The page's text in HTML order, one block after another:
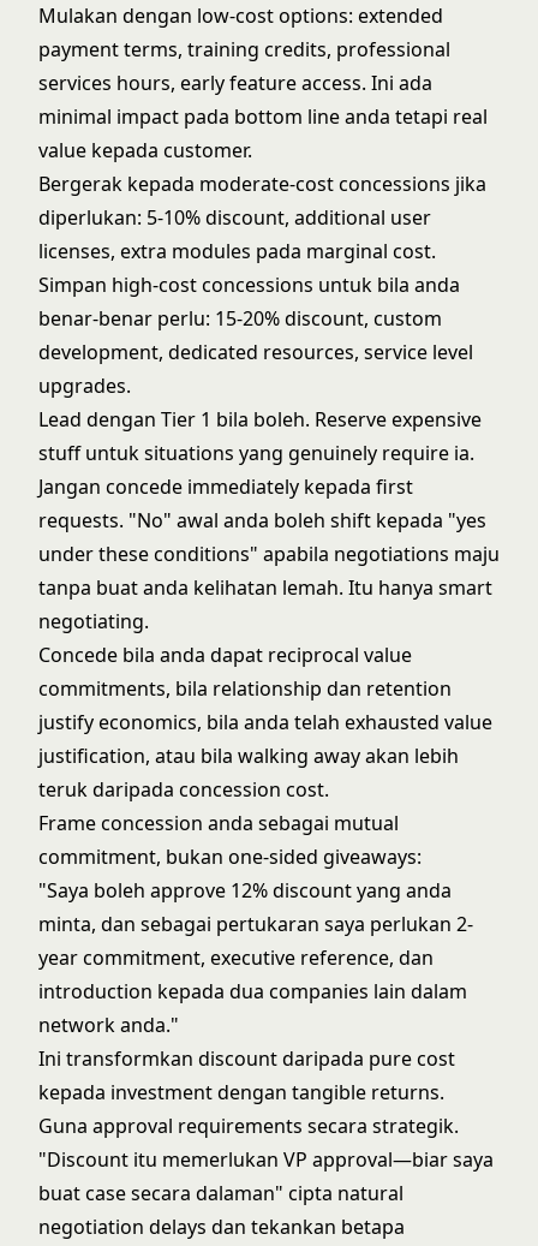
Mulakan dengan low-cost options: extended
payment terms, training credits, professional
services hours, early feature access. Ini ada
minimal impact pada bottom line anda tetapi real
value kepada customer.
Bergerak kepada moderate-cost concessions jika
diperlukan: 5-10% discount, additional user
licenses, extra modules pada marginal cost.
Simpan high-cost concessions untuk bila anda
benar-benar perlu: 15-20% discount, custom
development, dedicated resources, service level
upgrades.
Lead dengan Tier 1 bila boleh. Reserve expensive
stuff untuk situations yang genuinely require ia.
Jangan concede immediately kepada first
requests. "No" awal anda boleh shift kepada "yes
under these conditions" apabila negotiations maju
tanpa buat anda kelihatan lemah. Itu hanya smart
negotiating.
Concede bila anda dapat reciprocal value
commitments, bila relationship dan retention
justify economics, bila anda telah exhausted value
justification, atau bila walking away akan lebih
teruk daripada concession cost.
Frame concession anda sebagai mutual
commitment, bukan one-sided giveaways:
"Saya boleh approve 12% discount yang anda
minta, dan sebagai pertukaran saya perlukan 2-
year commitment, executive reference, dan
introduction kepada dua companies lain dalam
network anda."
Ini transformkan discount daripada pure cost
kepada investment dengan tangible returns.
Guna approval requirements secara strategik.
"Discount itu memerlukan VP approval—biar saya
buat case secara dalaman" cipta natural
negotiation delays dan tekankan betapa